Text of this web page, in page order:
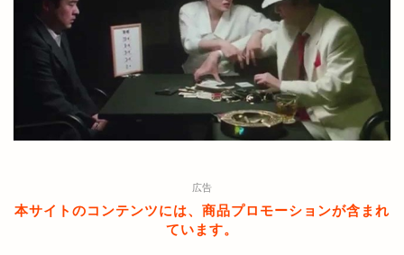
広告
本サイトのコンテンツには、商品プロモーションが含まれ
ています。